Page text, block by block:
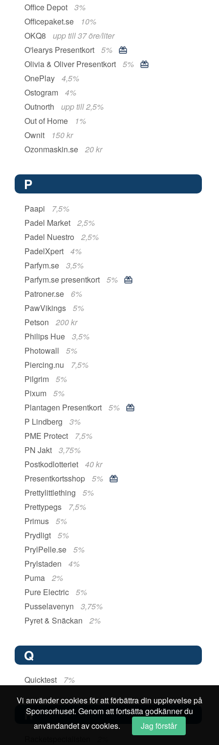
Office Depot
3%
Officepaket.se
10%
OKQ8
upp till 37 öre/liter
O'learys Presentkort
5%
Olivia & Oliver Presentkort
5%
OnePlay
4,5%
Ostogram
4%
Outnorth
upp till 2,5%
Out of Home
1%
Ownit
150 kr
Ozonmaskin.se
20 kr
P
Paapi
7,5%
Padel Market
2,5%
Padel Nuestro
2,5%
PadelXpert
4%
Parfym.se
3,5%
Parfym.se presentkort
5%
Patroner.se
6%
PawVikings
5%
Petson
200 kr
Philips Hue
3,5%
Photowall
5%
Piercing.nu
7,5%
Pilgrim
5%
Pixum
5%
Plantagen Presentkort
5%
P Lindberg
3%
PME Protect
7,5%
PN Jakt
3,75%
Postkodlotteriet
40 kr
Presentkortsshop
5%
Prettylittlething
5%
Prettypegs
7,5%
Primus
5%
Prydligt
5%
PrylPelle.se
5%
Prylstaden
4%
Puma
2%
Pure Electric
5%
Pusselavenyn
3,75%
Pyret & Snäckan
2%
Q
Quicktest 7%
R
Vi använder cookies för att förbättra din upplevelse på
Sponsorhuset. Genom att fortsätta godkänner du
användandet av cookies.
Jag förstår